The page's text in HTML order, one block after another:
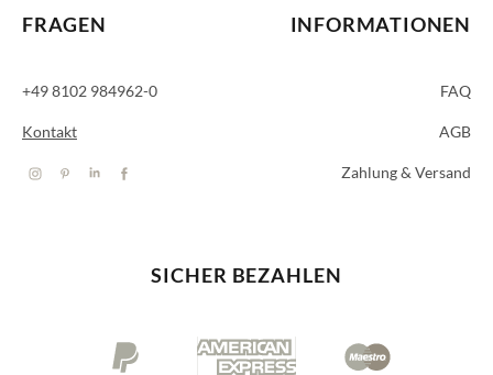
FRAGEN
+49 8102 984962-0
Kontakt
INFORMATIONEN
FAQ
AGB
Zahlung & Versand
SICHER BEZAHLEN